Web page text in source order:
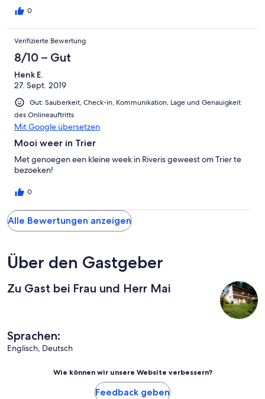
0
Verifizierte Bewertung
8/10 – Gut
Henk E.
27. Sept. 2019
Gut: Sauberkeit, Check-in, Kommunikation, Lage und Genauigkeit
des Onlineauftritts
Mit Google übersetzen
Mooi weer in Trier
Met genoegen een kleine week in Riveris geweest om Trier te
bezoeken!
0
Alle Bewertungen anzeigen
Über den Gastgeber
Zu Gast bei Frau und Herr Mai
Sprachen:
Englisch, Deutsch
Wie können wir unsere Website verbessern?
Feedback geben